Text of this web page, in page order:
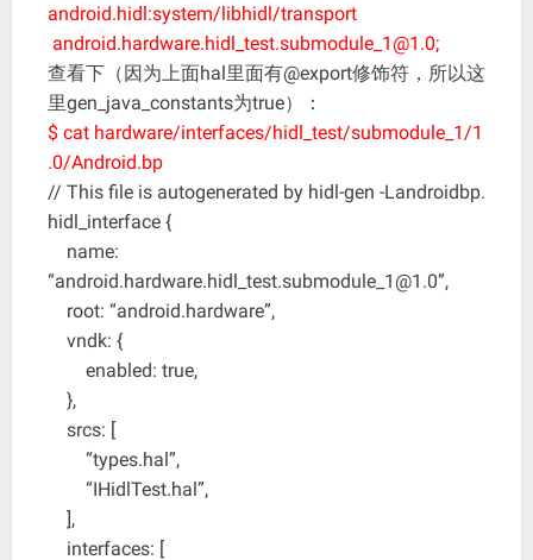
android.hidl:system/libhidl/transport
android.hardware.hidl_test.submodule_1@1.0;
查看下（因为上面hal里面有@export修饰符，所以这
里gen_java_constants为true）：
$ cat hardware/interfaces/hidl_test/submodule_1/1
.0/Android.bp
// This file is autogenerated by hidl-gen -Landroidbp.
hidl_interface {
name:
“android.hardware.hidl_test.submodule_1@1.0”,
root: “android.hardware”,
vndk: {
enabled: true,
},
srcs: [
“types.hal”,
“IHidlTest.hal”,
],
interfaces: [